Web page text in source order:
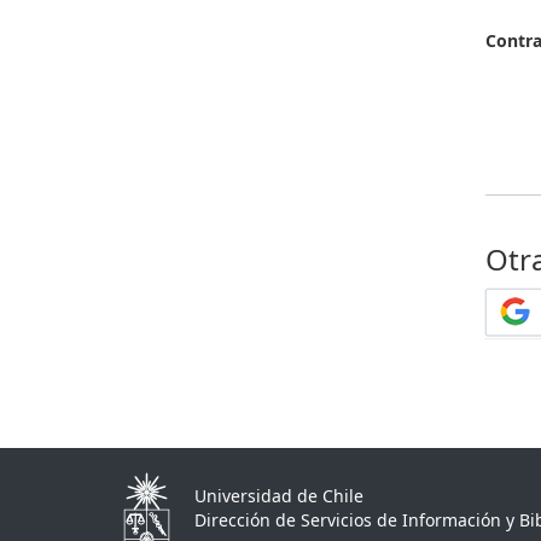
Universidad de Chile
Dirección de Servicios de Información y